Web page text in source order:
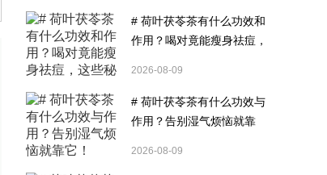
# 荷叶茯苓茶有什么功效和
作用？喝对竟能瘦身祛痘，
2026-08-09
# 荷叶茯苓茶有什么功效与
作用？告别湿气烦恼就靠
2026-08-09